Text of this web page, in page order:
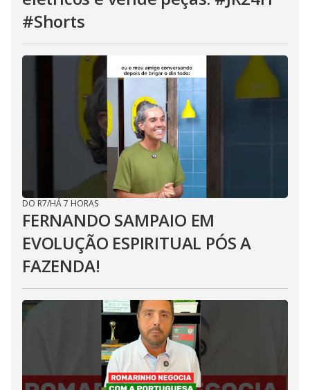
#Shorts
DO R7/HÁ 7 HORAS
FERNANDO SAMPAIO EM
EVOLUÇÃO ESPIRITUAL PÓS A
FAZENDA!